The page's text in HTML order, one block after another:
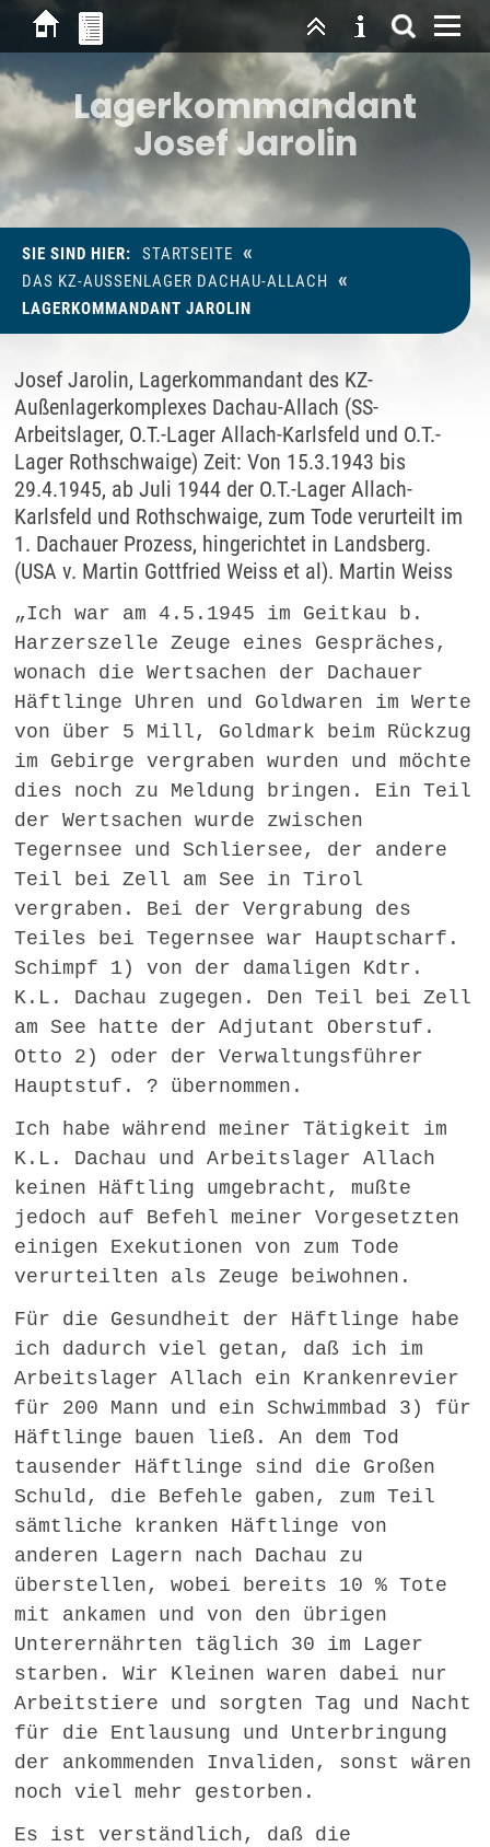
Lagerkommandant
Josef Jarolin
SIE SIND HIER: STARTSEITE «
DAS KZ-AUSSENLAGER DACHAU-ALLACH «
LAGERKOMMANDANT JAROLIN
Josef Jarolin, Lagerkommandant des KZ-
Außenlagerkomplexes Dachau-Allach (SS-
Arbeitslager, O.T.-Lager Allach-Karlsfeld und O.T.-
Lager Rothschwaige) Zeit: Von 15.3.1943 bis
29.4.1945, ab Juli 1944 der O.T.-Lager Allach-
Karlsfeld und Rothschwaige, zum Tode verurteilt im
1. Dachauer Prozess, hingerichtet in Landsberg.
(USA v. Martin Gottfried Weiss et al). Martin Weiss
„Ich war am 4.5.1945 im Geitkau b.
Harzerszelle Zeuge eines Gespräches,
wonach die Wertsachen der Dachauer
Häftlinge Uhren und Goldwaren im Werte
von über 5 Mill, Goldmark beim Rückzug
im Gebirge vergraben wurden und möchte
dies noch zu Meldung bringen. Ein Teil
der Wertsachen wurde zwischen
Tegernsee und Schliersee, der andere
Teil bei Zell am See in Tirol
vergraben. Bei der Vergrabung des
Teiles bei Tegernsee war Hauptscharf.
Schimpf 1) von der damaligen Kdtr.
K.L. Dachau zugegen. Den Teil bei Zell
am See hatte der Adjutant Oberstuf.
Otto 2) oder der Verwaltungsführer
Hauptstuf. ? übernommen.
Ich habe während meiner Tätigkeit im
K.L. Dachau und Arbeitslager Allach
keinen Häftling umgebracht, mußte
jedoch auf Befehl meiner Vorgesetzten
einigen Exekutionen von zum Tode
verurteilten als Zeuge beiwohnen.
Für die Gesundheit der Häftlinge habe
ich dadurch viel getan, daß ich im
Arbeitslager Allach ein Krankenrevier
für 200 Mann und ein Schwimmbad 3) für
Häftlinge bauen ließ. An dem Tod
tausender Häftlinge sind die Großen
Schuld, die Befehle gaben, zum Teil
sämtliche kranken Häftlinge von
anderen Lagern nach Dachau zu
überstellen, wobei bereits 10 % Tote
mit ankamen und von den übrigen
Unterernährten täglich 30 im Lager
starben. Wir Kleinen waren dabei nur
Arbeitstiere und sorgten Tag und Nacht
für die Entlausung und Unterbringung
der ankommenden Invaliden, sonst wären
noch viel mehr gestorben.
Es ist verständlich, daß die